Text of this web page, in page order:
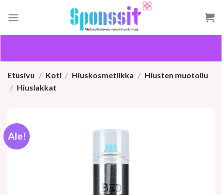
Etusivu / Koti / Hiuskosmetiikka / Hiusten muotoilu
/ Hiuslakkat
Ale!